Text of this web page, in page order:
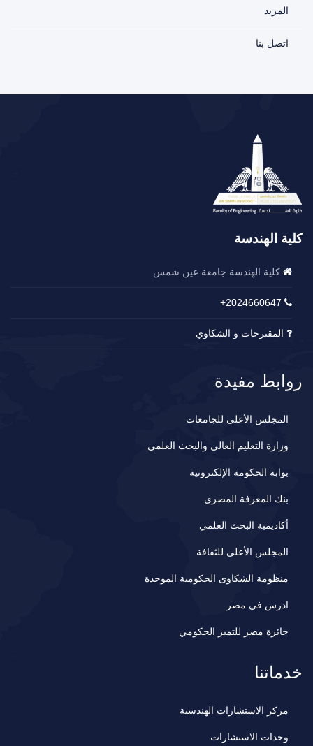
المزيد
اتصل بنا
كلية الهندسة
كلية الهندسة جامعة عين شمس
2024660647+
المقترحات و الشكاوي
روابط مفيدة
المجلس الأعلى للجامعات
وزارة التعليم العالي والبحث العلمي
بوابة الحكومة الإلكترونية
بنك المعرفة المصري
أكاديمية البحث العلمي
المجلس الأعلى للثقافة
منظومة الشكاوى الحكومية الموحدة
ادرس في مصر
جائزة مصر للتميز الحكومي
خدماتنا
مركز الاستشارات الهندسية
وحدات الاستشارات